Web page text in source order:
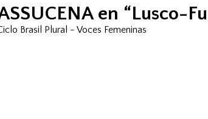
en “Lusco-
Brasil Plural - Voces Femeninas